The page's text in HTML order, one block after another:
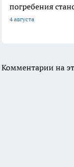
погребения
4 августа
Комментарии на